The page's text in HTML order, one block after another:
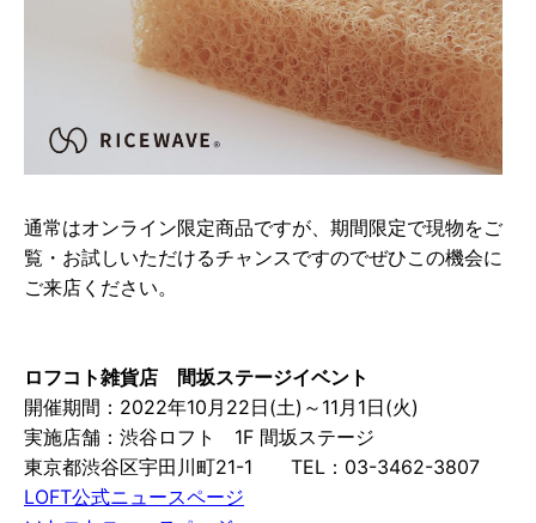
通常はオンライン限定商品ですが、期間限定で現物をご
覧・お試しいただけるチャンスですのでぜひこの機会に
ご来店ください。
ロフコト雑貨店 間坂ステージイベント
開催期間：2022年10月22日(土)～11月1日(火)
実施店舗：渋谷ロフト 1F 間坂ステージ
東京都渋谷区宇田川町21-1 TEL：03-3462-3807
LOFT公式ニュースページ